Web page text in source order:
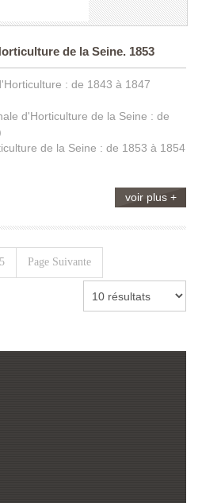
de la Seine. 1853
: de 1843 à 1847
d'Horticulture de la Seine : de
de la Seine : de 1853 à 1854
voir plus +
5 Page Suivante